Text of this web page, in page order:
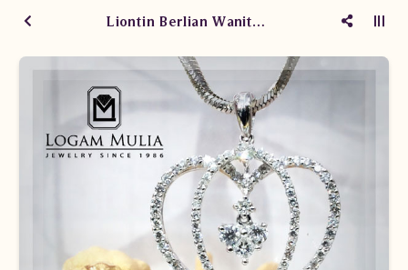
Liontin Berlian Wanita SLC0036/009 sLst